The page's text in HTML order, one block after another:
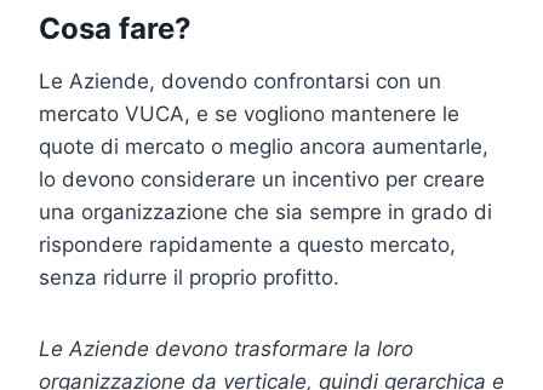
Cosa fare?
Le Aziende, dovendo confrontarsi con un
mercato VUCA, e se vogliono mantenere le
quote di mercato o meglio ancora aumentarle,
lo devono considerare un incentivo per creare
una organizzazione che sia sempre in grado di
rispondere rapidamente a questo mercato,
senza ridurre il proprio profitto.
Le Aziende devono trasformare la loro
organizzazione da verticale, quindi gerarchica e